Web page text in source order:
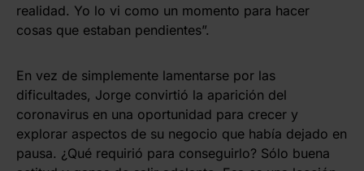
realidad. Yo lo vi como un momento para hacer
cosas que estaban pendientes”.
En vez de simplemente lamentarse por las
dificultades, Jorge convirtió la aparición del
coronavirus en una oportunidad para crecer y
explorar aspectos de su negocio que había dejado en
pausa. ¿Qué requirió para conseguirlo? Sólo buena